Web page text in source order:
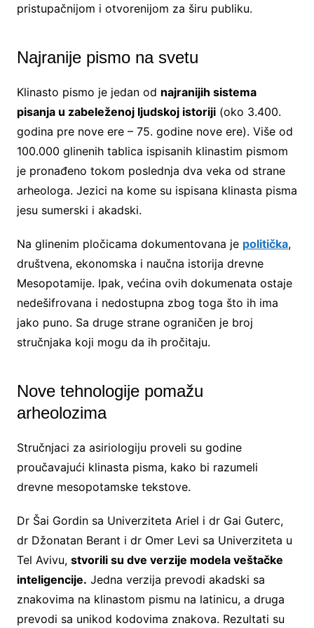
pristupačnijom i otvorenijom za širu publiku.
Najranije pismo na svetu
Klinasto pismo je jedan od najranijih sistema
pisanja u zabeleženoj ljudskoj istoriji(oko 3.400.
godina pre nove ere – 75. godine nove ere). Više od
100.000 glinenih tablica ispisanih klinastim pismom
je pronađeno tokom poslednja dva veka od strane
arheologa. Jezici na kome su ispisana klinasta pisma
jesu sumerski i akadski.
Na glinenim pločicama dokumentovana je politička,
društvena, ekonomska i naučna istorija drevne
Mesopotamije. Ipak, većina ovih dokumenata ostaje
nedešifrovana i nedostupna zbog toga što ih ima
jako puno. Sa druge strane ograničen je broj
stručnjaka koji mogu da ih pročitaju.
Nove tehnologije pomažu
arheolozima
Stručnjaci za asiriologiju proveli su godine
proučavajući klinasta pisma, kako bi razumeli
drevne mesopotamske tekstove.
Dr Šai Gordin sa Univerziteta Ariel i dr Gai Guterc,
dr Džonatan Berant i dr Omer Levi sa Univerziteta u
Tel Avivu, stvorili su dve verzije modela veštačke
inteligencije. Jedna verzija prevodi akadski sa
znakovima na klinastom pismu na latinicu, a druga
prevodi sa unikod kodovima znakova. Rezultati su